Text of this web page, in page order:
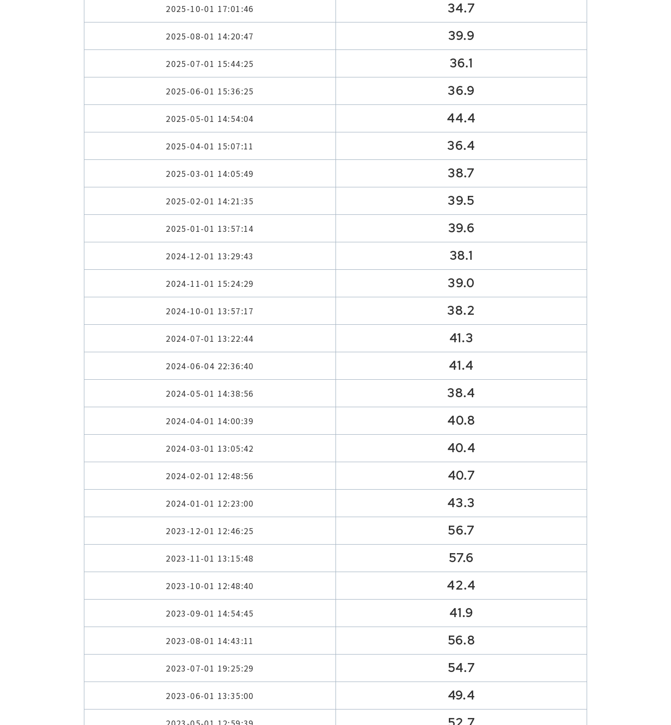
2025-10-01 17:01:46 34.7
2025-08-01 14:20:47 39.9
2025-07-01 15:44:25 36.1
2025-06-01 15:36:25 36.9
2025-05-01 14:54:04 44.4
2025-04-01 15:07:11 36.4
2025-03-01 14:05:49 38.7
2025-02-01 14:21:35 39.5
2025-01-01 13:57:14 39.6
2024-12-01 13:29:43 38.1
2024-11-01 15:24:29 39.0
2024-10-01 13:57:17 38.2
2024-07-01 13:22:44 41.3
2024-06-04 22:36:40 41.4
2024-05-01 14:38:56 38.4
2024-04-01 14:00:39 40.8
2024-03-01 13:05:42 40.4
2024-02-01 12:48:56 40.7
2024-01-01 12:23:00 43.3
2023-12-01 12:46:25 56.7
2023-11-01 13:15:48 57.6
2023-10-01 12:48:40 42.4
2023-09-01 14:54:45 41.9
2023-08-01 14:43:11 56.8
2023-07-01 19:25:29 54.7
2023-06-01 13:35:00 49.4